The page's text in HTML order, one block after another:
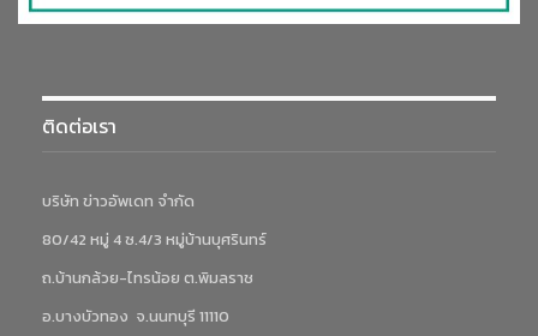
ติดต่อเรา
บริษัท ข่าวอัพเดท จำกัด
80/42 หมู่ 4 ซ.4/3 หมู่บ้านบุศรินทร์
ถ.บ้านกล้วย-ไทรน้อย ต.พิมลราช
อ.บางบัวทอง จ.นนทบุรี 11110